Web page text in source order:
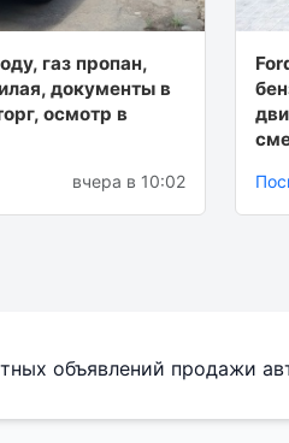
газ пропан,
документы в
осмотр в
вчера в 10:02
объявлений продажи